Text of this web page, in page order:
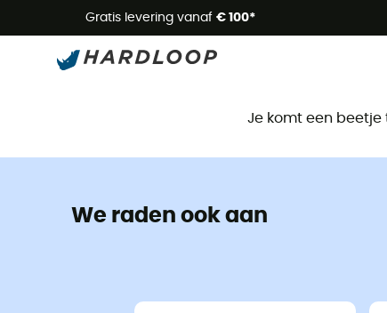
Gratis levering vanaf € 100*
Je komt een
We raden ook aan